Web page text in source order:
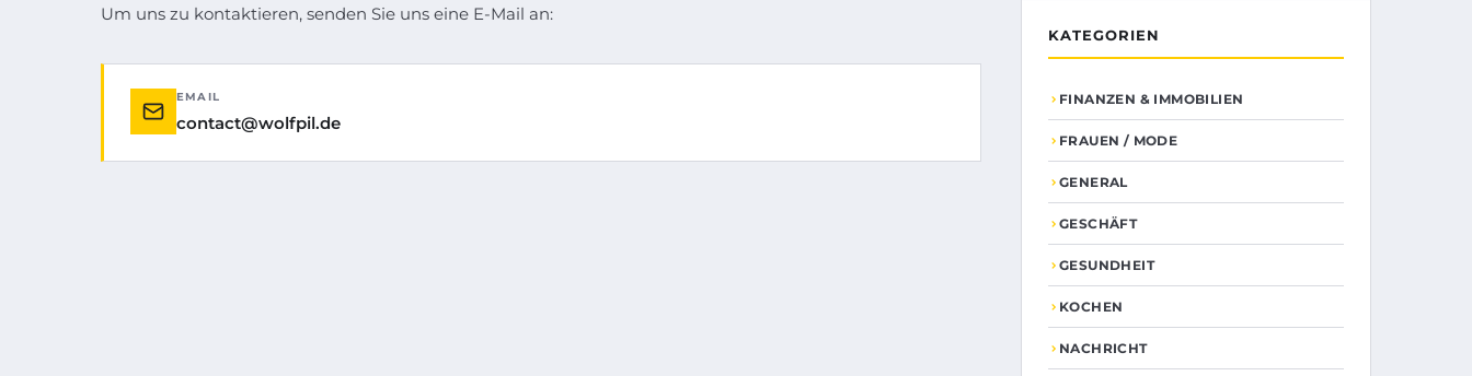
Um uns zu kontaktieren, senden Sie uns eine E-Mail an:
EMAIL
contact@wolfpil.de
KATEGORIEN
FINANZEN & IMMOBILIEN
FRAUEN / MODE
GENERAL
GESCHÄFT
GESUNDHEIT
KOCHEN
NACHRICHT